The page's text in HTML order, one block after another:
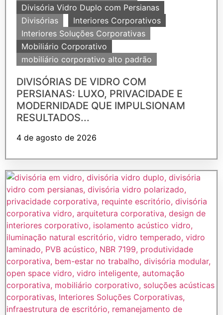
Divisória Vidro Duplo com Persianas
Divisórias
Interiores Corporativos
Interiores Soluções Corporativas
Mobiliário Corporativo
mobiliário corporativo alto padrão
DIVISÓRIAS DE VIDRO COM
PERSIANAS: LUXO, PRIVACIDADE E
MODERNIDADE QUE IMPULSIONAM
RESULTADOS...
4 de agosto de 2026